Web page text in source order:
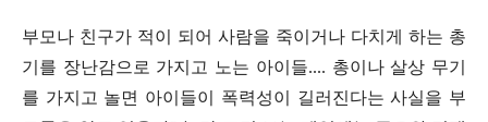
부모나 친구가 적이 되어 사람을 죽이거나 다치게 하는 총
기를 장난감으로 가지고 노는 아이들.... 총이나 살상 무기
를 가지고 놀면 아이들이 폭력성이 길러진다는 사실을 부